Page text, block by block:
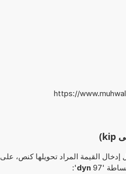
https://
القيمة المراد تحويلها كنص، على
'97
dyn
':